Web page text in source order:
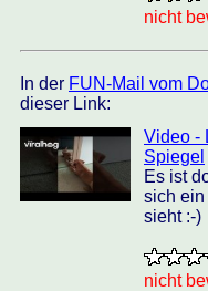
nicht
In der FUN-Mail vom
dieser Link:
Video -
Spiegel
Es ist
sich ein
sieht :-)
nicht